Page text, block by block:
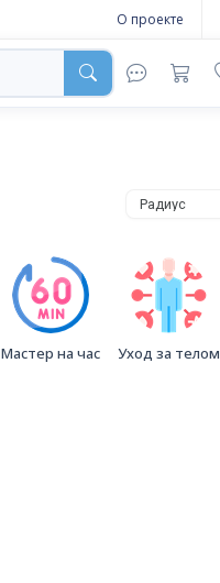
О проекте
Мастер на час Уход за телом